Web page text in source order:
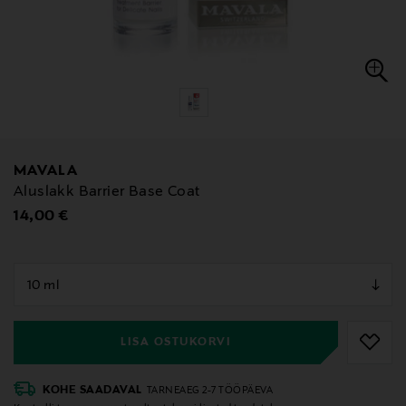
MAVALA
Aluslakk Barrier Base Coat
Original Price
14,00 €
LISA OSTUKORVI
KOHE SAADAVAL TARNEAEG 2-7 TÖÖPÄEVA